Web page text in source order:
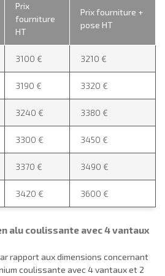
Prix
fourniture
HT
Prix fourniture +
pose HT
3100 € 3210 €
3190 € 3320 €
3240 € 3380 €
3300 € 3450 €
3370 € 3490 €
3420 € 3600 €
alu coulissante avec 4 vantaux
rapport aux dimensions concernant
coulissante avec 4 vantaux et 2